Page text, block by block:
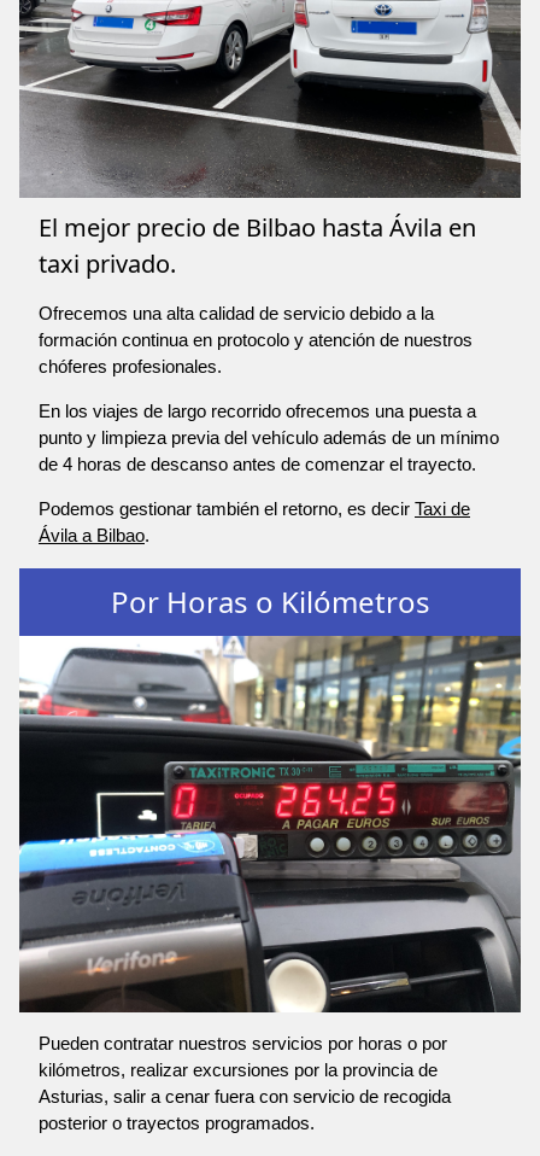
El mejor precio de Bilbao hasta Ávila en
taxi privado.
Ofrecemos una alta calidad de servicio debido a la
formación continua en protocolo y atención de nuestros
chóferes profesionales.
En los viajes de largo recorrido ofrecemos una puesta a
punto y limpieza previa del vehículo además de un mínimo
de 4 horas de descanso antes de comenzar el trayecto.
Podemos gestionar también el retorno, es decir Taxi de
Ávila a Bilbao.
Por Horas o Kilómetros
Pueden contratar nuestros servicios por horas o por
kilómetros, realizar excursiones por la provincia de
Asturias, salir a cenar fuera con servicio de recogida
posterior o trayectos programados.